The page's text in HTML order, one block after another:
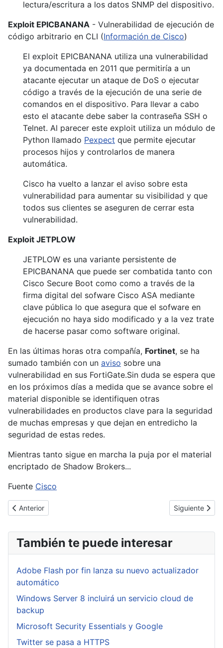
lectura/escritura a los datos SNMP del dispositivo.
Exploit EPICBANANA - Vulnerabilidad de ejecución de
código arbitrario en CLI (Información de Cisco)
El exploit EPICBANANA utiliza una vulnerabilidad
ya documentada en 2011 que permitiría a un
atacante ejecutar un ataque de DoS o ejecutar
código a través de la ejecución de una serie de
comandos en el dispositivo. Para llevar a cabo
esto el atacante debe saber la contraseña SSH o
Telnet. Al parecer este exploit utiliza un módulo de
Python llamado Pexpect que permite ejecutar
procesos hijos y controlarlos de manera
automática.
Cisco ha vuelto a lanzar el aviso sobre esta
vulnerabilidad para aumentar su visibilidad y que
todos sus clientes se aseguren de cerrar esta
vulnerabilidad.
Exploit JETPLOW
JETPLOW es una variante persistente de
EPICBANANA que puede ser combatida tanto con
Cisco Secure Boot como como a través de la
firma digital del sofware Cisco ASA mediante
clave pública lo que asegura que el sofware en
ejecución no haya sido modificado y a la vez trate
de hacerse pasar como software original.
En las últimas horas otra compañía, Fortinet, se ha
sumado también con un aviso sobre una
vulnerabilidad en sus FortiGate.Sin duda se espera que
en los próximos días a medida que se avance sobre el
material disponible se identifiquen otras
vulnerabilidades en productos clave para la seguridad
de muchas empresas y que dejan en entredicho la
seguridad de estas redes.
Mientras tanto sigue en marcha la puja por el material
encriptado de Shadow Brokers...
Fuente Cisco
Artículo anterior: PowerShell pasa a ser open source y llega a
Anterior Artículo
Siguiente
También te puede interesar
Adobe Flash por fin lanza su nuevo actualizador
automático
Windows Server 8 incluirá un servicio cloud de
backup
Microsoft Security Essentials y Google
Twitter se pasa a HTTPS